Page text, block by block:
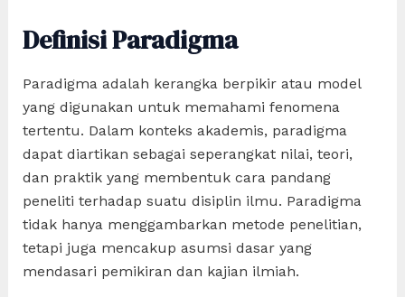
Definisi Paradigma
Paradigma adalah kerangka berpikir atau model
yang digunakan untuk memahami fenomena
tertentu. Dalam konteks akademis, paradigma
dapat diartikan sebagai seperangkat nilai, teori,
dan praktik yang membentuk cara pandang
peneliti terhadap suatu disiplin ilmu. Paradigma
tidak hanya menggambarkan metode penelitian,
tetapi juga mencakup asumsi dasar yang
mendasari pemikiran dan kajian ilmiah.